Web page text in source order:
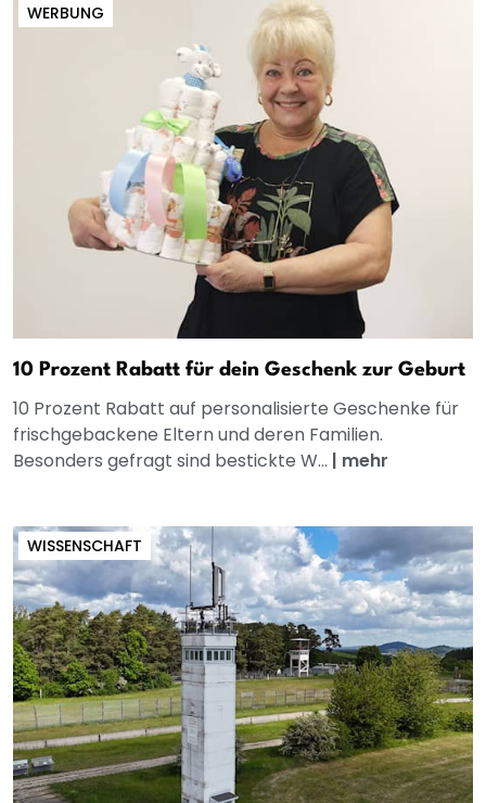
WERBUNG
10 Prozent Rabatt für dein Geschenk zur Geburt
10 Prozent Rabatt auf personalisierte Geschenke für
frischgebackene Eltern und deren Familien.
Besonders gefragt sind bestickte W... | mehr
WISSENSCHAFT